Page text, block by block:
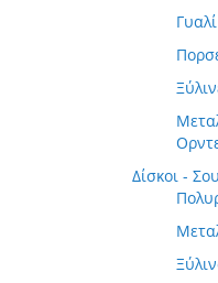
Δίσκοι -